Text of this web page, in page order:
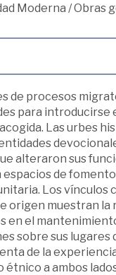
Moderna /Obras
de procesos
para introducirse
Las urbes
alteraron sus
de fomento
Los vínculos
origen muestran la
en el
sobre sus lugares
de la
étnico a ambos